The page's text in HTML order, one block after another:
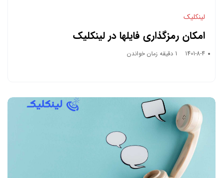
لینکلیک
امکان رمزگذاری فایلها در لینکلیک
1401-8-4 1 دقیقه زمان خواندن